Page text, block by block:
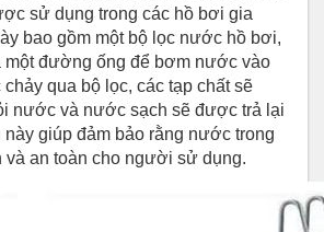
sử dụng trong các hồ bơi gia
bao gồm một bộ lọc nước hồ bơi,
một đường ống để bơm nước vào
qua bộ lọc, các tạp chất sẽ
nước và nước sạch sẽ được trả lại
giúp đảm bảo rằng nước trong
và an toàn cho người sử dụng.